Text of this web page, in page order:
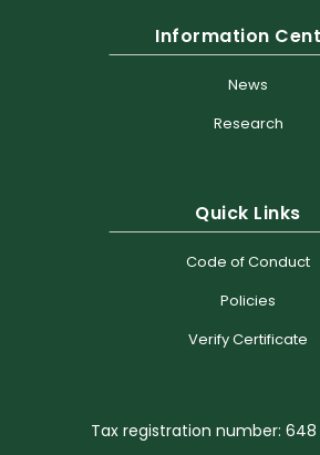
Information
News
Research
Quick Links
Code of Conduct
Policies
Verify Certificate
Tax registration number: